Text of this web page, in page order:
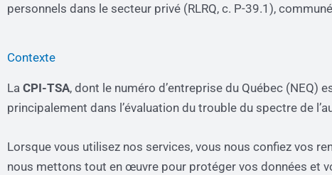
personnels dans le secteur privé (RLRQ, c. P-39.1),
Contexte
La CPI-TSA, dont le numéro d’entreprise du Québec
principalement dans l’évaluation du trouble du spectre de
Lorsque vous utilisez nos services, vous nous confiez vos
nous mettons tout en œuvre pour protéger vos données et